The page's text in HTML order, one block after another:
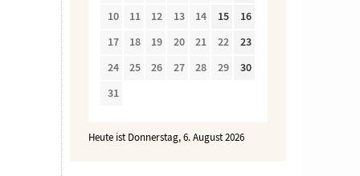
10
11 12 13 14 15
16
17
18 19 20 21 22
23
24
25 26 27 28 29
30
31
Heute ist Donnerstag, 6. August 2026